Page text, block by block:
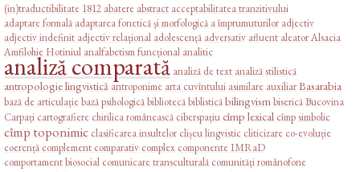
(in)traductibilitate 1812 abatere abstract acceptabilitatea tranzitivului
adaptare formală adaptarea fonetică și morfologică a împrumuturilor adjectiv
adjectiv indefinit adjectiv relațional adolescență adversativ afluent aleatorAlsacia
Amfilohie Hotiniul analfabetism funcțional analitic
analiză comparată analiză de text analiză stilistică
antropologie lingvistică antroponime arta cuvîntului asimilare auxiliarBasarabia
bază de articulațiebază psihologicăbibliotecăbiblisticăbilingvismbisericăBucovina
Carpați cartografiere chirilica românească ciberspațiu cîmp lexical cîmp simbolic
cîmp toponimic clasificarea insultelor clișeu lingvistic cliticizare co-evoluție
coerență complement comparativ complex componente IMRaD
comportament biosocial comunicare transculturală comunități românofone